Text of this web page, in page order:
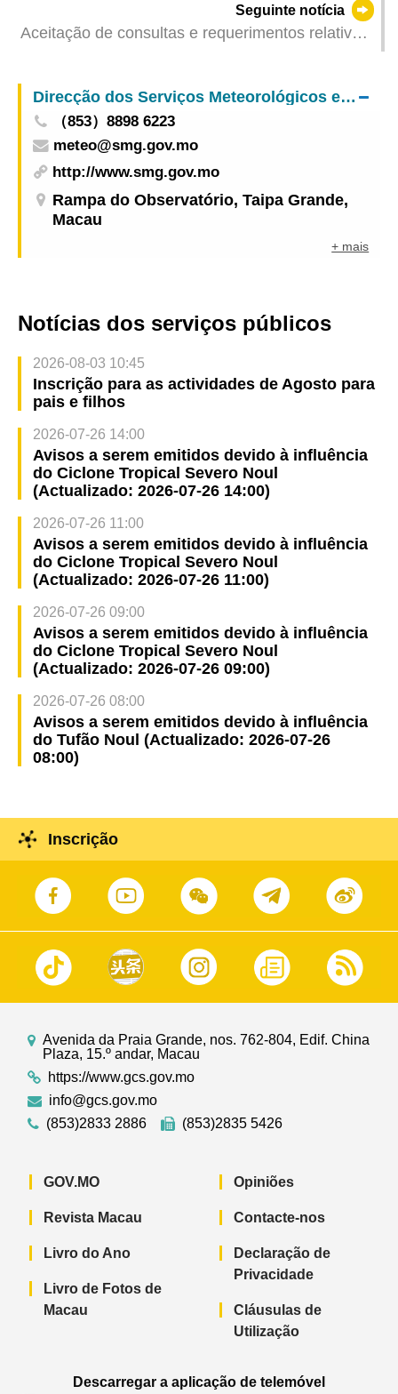
Caminho das Hortas, na Taipa, com a
implementação de condicionamentos temporários
Junho
Seguinte notícia
Aceitação de consultas e requerimentos relativos
benefício dos residentes; o Governo incentiva a
utilização da “Conta Única de Macau” para a
apresentação de requerimentos
Direcção dos Serviços Meteorológicos e Geofísicos
（853）8898 6223
meteo@smg.gov.mo
http://www.smg.gov.mo
Rampa do Observatório, Taipa Grande,
Macau
+ mais
Notícias dos serviços públicos
2026-08-03 10:45
Inscrição para as actividades de Agosto para
pais e filhos
2026-07-26 14:00
Avisos a serem emitidos devido à influência
do Ciclone Tropical Severo Noul
(Actualizado: 2026-07-26 14:00)
2026-07-26 11:00
Avisos a serem emitidos devido à influência
do Ciclone Tropical Severo Noul
(Actualizado: 2026-07-26 11:00)
2026-07-26 09:00
Avisos a serem emitidos devido à influência
do Ciclone Tropical Severo Noul
(Actualizado: 2026-07-26 09:00)
2026-07-26 08:00
Avisos a serem emitidos devido à influência
do Tufão Noul (Actualizado: 2026-07-26
08:00)
Inscrição
Avenida da Praia Grande, nos. 762-804, Edif. China
Plaza, 15.º andar, Macau
https://www.gcs.gov.mo
info@gcs.gov.mo
(853)2833 2886
(853)2835 5426
GOV.MO
Revista Macau
Livro do Ano
Livro de Fotos de
Macau
Opiniões
Contacte-nos
Declaração de
Privacidade
Cláusulas de
Utilização
Descarregar a aplicação de telemóvel